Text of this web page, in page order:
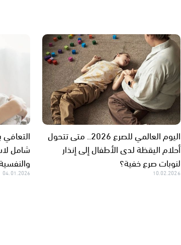
اليوم العالمي للصرع 2026.. متى تتحول
أحلام اليقظة لدى الأطفال إلى إنذار
لنوبات صرع خفية؟
10.02.2026
التعافي
شامل
04.01.2026